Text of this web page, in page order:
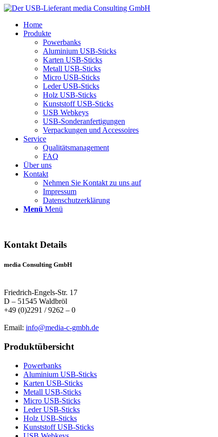
Home
Produkte
Powerbanks
Aluminium USB-Sticks
Karten USB-Sticks
Metall USB-Sticks
Micro USB-Sticks
Leder USB-Sticks
Holz USB-Sticks
Kunststoff USB-Sticks
USB Webkeys
USB-Sonderanfertigungen
Verpackungen und Accessoires
Service
Qualitätsmanagement
FAQ
Über uns
Kontakt
Nehmen Sie Kontakt zu uns auf
Impressum
Datenschutzerklärung
Menü Menü
Kontakt Details
media Consulting GmbH
Friedrich-Engels-Str. 17
D – 51545 Waldbröl
+49 (0)2291 / 9262 – 0
Email: info@media-c-gmbh.de
Produktübersicht
Powerbanks
Aluminium USB-Sticks
Karten USB-Sticks
Metall USB-Sticks
Micro USB-Sticks
Leder USB-Sticks
Holz USB-Sticks
Kunststoff USB-Sticks